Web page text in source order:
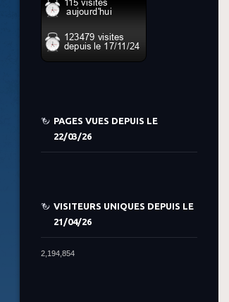
PAGES VUES DEPUIS LE
22/03/26
VISITEURS UNIQUES DEPUIS LE
21/04/26
2,194,854